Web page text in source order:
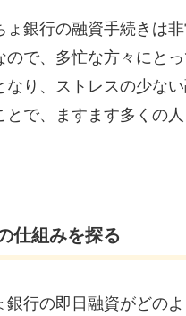
ょ銀行の融資手続きは
ので、多忙な方々にと
なり、ストレスの少な
とで、ますます多くの
仕組みを探る
銀行の即日融資がどの